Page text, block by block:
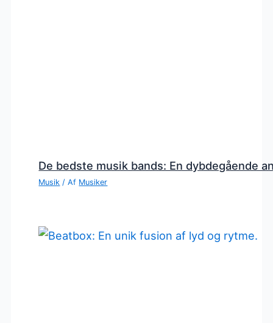
De bedste musik bands: En dybdegående
Musik / Af Musiker